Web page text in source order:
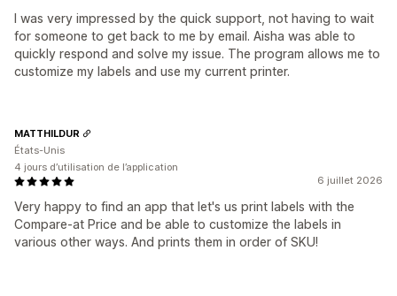
I was very impressed by the quick support, not having to wait
for someone to get back to me by email. Aisha was able to
quickly respond and solve my issue. The program allows me to
customize my labels and use my current printer.
6 juillet 2026
Very happy to find an app that let's us print labels with the
Compare-at Price and be able to customize the labels in
various other ways. And prints them in order of SKU!
MATTHILDUR
États-Unis
4 jours d’utilisation de l’application